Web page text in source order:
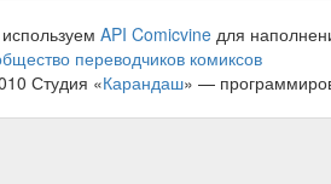
API Comicvine для
переводчиков комиксов
Студия «Карандаш» —